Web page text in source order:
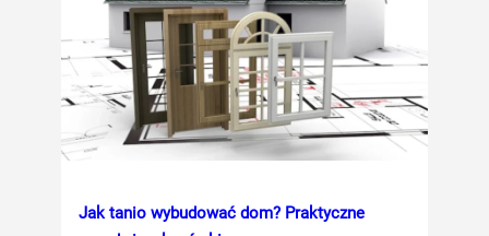
Jak tanio wybudować dom? Praktyczne